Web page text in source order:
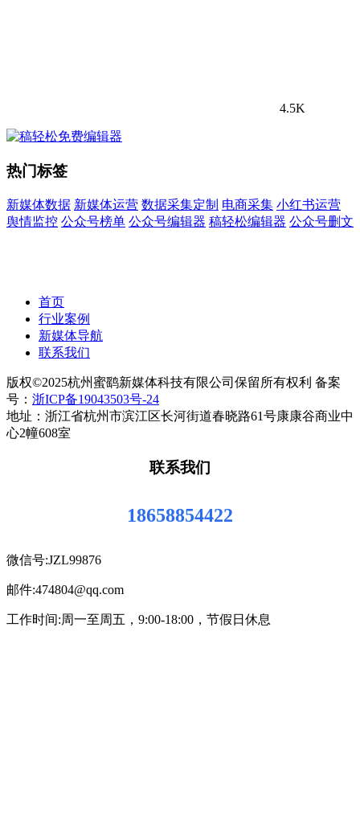
4.5K
热门标签
新媒体数据 新媒体运营 数据采集定制 电商采集 小红书运营
舆情监控 公众号榜单 公众号编辑器 稿轻松编辑器 公众号删文
首页
行业案例
新媒体导航
联系我们
版权©2025杭州蜜鹞新媒体科技有限公司保留所有权利 备案
号： 浙ICP备19043503号-24
地址：浙江省杭州市滨江区长河街道春晓路61号康康谷商业中
心2幢608室
联系我们
18658854422
微信号:JZL99876
邮件:474804@qq.com
工作时间:周一至周五，9:00-18:00，节假日休息